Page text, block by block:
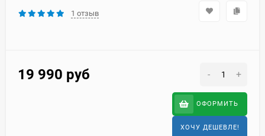
1 отзыв
19 990 руб - +
ОФОРМИТЬ
ХОЧУ ДЕШЕВЛЕ!